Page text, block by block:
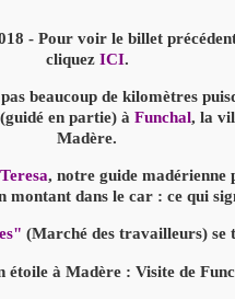
- Pour voir le billet
cliquez ICI.
beaucoup de kilomètres
en partie) à Funchal, la
Madère.
Teresa, notre guide madérienne
montant dans le car : ce qui
(Marché des travailleurs) se